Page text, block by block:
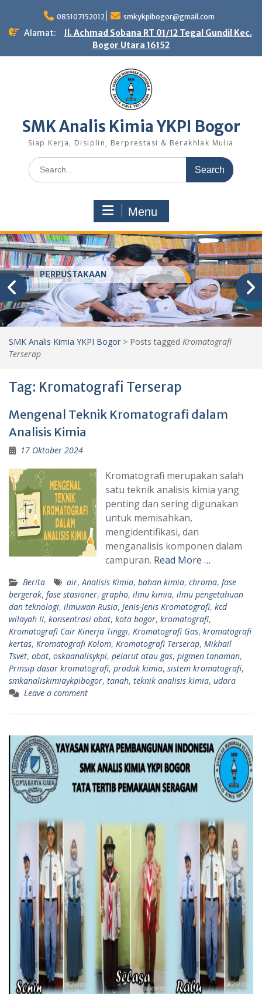
content
085107152012 smkykpibogor@gmail.com
Alamat:
Jl. Achmad Sobana RT 01/12 Tegal Gundil Kec.
Bogor Utara 16152
SMK Analis Kimia YKPI Bogor
Siap Kerja, Disiplin, Berprestasi & Berakhlak Mulia
Search
for:
Menu
PERPUSTAKAAN
SMK Analis Kimia YKPI Bogor > Posts tagged Kromatografi
Terserap
Tag: Kromatografi Terserap
Mengenal Teknik Kromatografi dalam
Analisis Kimia
17 Oktober 2024
Kromatografi merupakan salah
satu teknik analisis kimia yang
penting dan sering digunakan
untuk memisahkan,
mengidentifikasi, dan
menganalisis komponen dalam
campuran. Read More …
Berita air, Analisis Kimia, bahan kimia, chroma, fase
bergerak, fase stasioner, grapho, ilmu kimia, ilmu pengetahuan
dan teknologi, ilmuwan Rusia, Jenis-Jenis Kromatografi, kcd
wilayah II, konsentrasi obat, kota bogor, kromatografi,
Kromatografi Cair Kinerja Tinggi, Kromatografi Gas, kromatografi
kertas, Kromatografi Kolom, Kromatografi Terserap, Mikhail
Tsvet, obat, oskaanalisykpi, pelarut atau gas, pigmen tanaman,
Prinsip dasar kromatografi, produk kimia, sistem kromatografi,
smkanaliskimiaykpibogor, tanah, teknik analisis kimia, udara
Leave a comment